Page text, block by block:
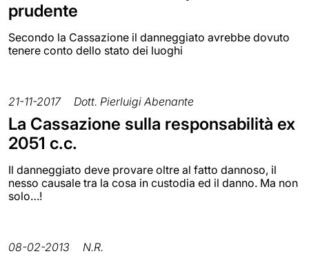
prudente
Secondo la Cassazione il danneggiato avrebbe dovuto
tenere conto dello stato dei luoghi
21-11-2017 Dott. Pierluigi Abenante
La Cassazione sulla responsabilità ex
2051 c.c.
Il danneggiato deve provare oltre al fatto dannoso, il
nesso causale tra la cosa in custodia ed il danno. Ma non
solo…!
08-02-2013 N.R.